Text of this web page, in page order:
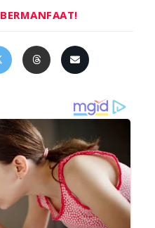
BERMANFAAT!